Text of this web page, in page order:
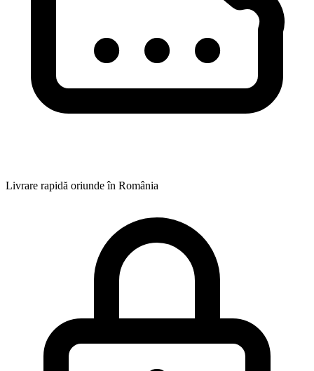
Livrare rapidă oriunde în România